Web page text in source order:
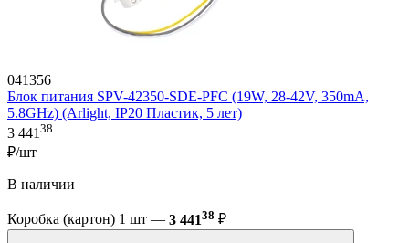
041356
Блок питания SPV-42350-SDE-PFC (19W, 28-42V, 350mA,
5.8GHz) (Arlight, IP20 Пластик, 5 лет)
3 44138
₽/шт
В наличии
Коробка (картон) 1 шт — 3 44138 ₽